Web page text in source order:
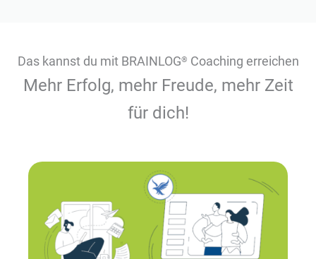
Das kannst du mit BRAINLOG® Coaching erreichen
Mehr Erfolg, mehr Freude, mehr Zeit
für dich!